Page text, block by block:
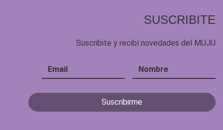
SUSCRIBITE
Suscribite y recibí novedades del MUJU